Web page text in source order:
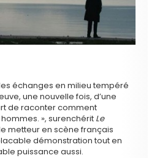
échanges en milieu tempéré
une nouvelle fois, d’une
de raconter comment
», surenchérit Le
metteur en scène français
démonstration tout en
puissance aussi.